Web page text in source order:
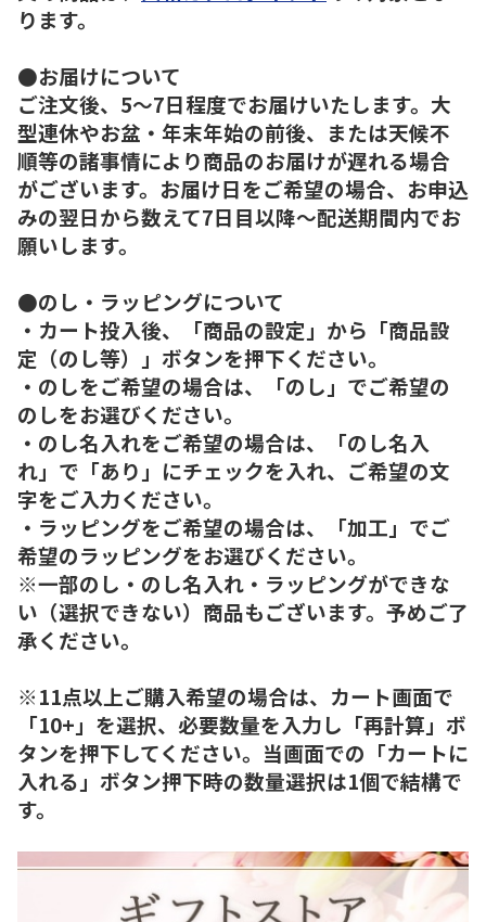
ります。
●お届けについて
ご注文後、5～7日程度でお届けいたします。大
型連休やお盆・年末年始の前後、または天候不
順等の諸事情により商品のお届けが遅れる場合
がございます。お届け日をご希望の場合、お申込
みの翌日から数えて7日目以降～配送期間内でお
願いします。
●のし・ラッピングについて
・カート投入後、「商品の設定」から「商品設
定（のし等）」ボタンを押下ください。
・のしをご希望の場合は、「のし」でご希望の
のしをお選びください。
・のし名入れをご希望の場合は、「のし名入
れ」で「あり」にチェックを入れ、ご希望の文
字をご入力ください。
・ラッピングをご希望の場合は、「加工」でご
希望のラッピングをお選びください。
※一部のし・のし名入れ・ラッピングができな
い（選択できない）商品もございます。予めご了
承ください。
※11点以上ご購入希望の場合は、カート画面で
「10+」を選択、必要数量を入力し「再計算」ボ
タンを押下してください。当画面での「カートに
入れる」ボタン押下時の数量選択は1個で結構で
す。